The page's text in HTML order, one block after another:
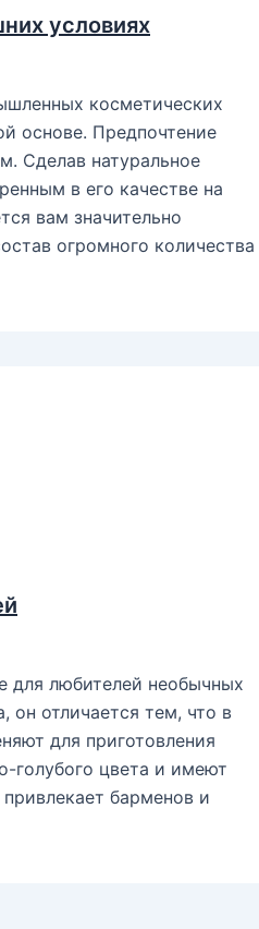
условиях
косметических
основе. Предпочтение
Сделав натуральное
в его качестве на
вам значительно
огромного количества
для любителей необычных
он отличается тем, что в
для приготовления
голубого цвета и имеют
барменов и